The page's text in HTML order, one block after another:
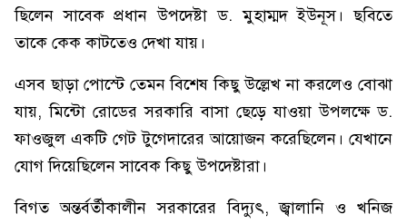
ছিলেন সাবেক প্রধান উপদেষ্টা ড. মুহাম্মদ ইউনূস। ছবিতে
তাকে কেক কাটতেও দেখা যায়।
এসব ছাড়া পোস্টে তেমন বিশেষ কিছু উল্লেখ না করলেও বোঝা
যায়, মিন্টো রোডের সরকারি বাসা ছেড়ে যাওয়া উপলক্ষে ড.
ফাওজুল একটি গেট টুগেদারের আয়োজন করেছিলেন। যেখানে
যোগ দিয়েছিলেন সাবেক কিছু উপদেষ্টারা।
বিগত অন্তর্বর্তীকালীন সরকারের বিদ্যুৎ, জ্বালানি ও খনিজ